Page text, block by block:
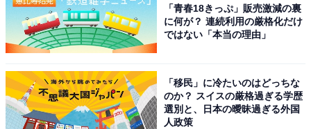
氷見温泉郷 くつろぎの宿 うみあかり（画像：「氷見温泉郷 くつろぎの宿 う
みあかり」公式Webサイトより）
「氷見温泉郷 くつろぎの宿 うみあかり」は、富山湾を一
望する絶好のロケーションが魅力。源泉掛け流しの天然
温泉は、露天風呂「漁火の湯」や「日の出の湯」で海越
「青春18きっぷ」販売激減の裏
に何が？ 連続利用の厳格化だけ
ではない「本当の理由」
「移民」に冷たいのはどっちな
のか？ スイスの厳格過ぎる学歴
選別と、日本の曖昧過ぎる外国
人政策